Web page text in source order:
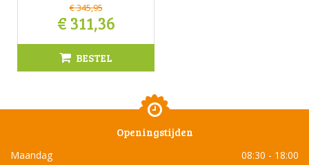
€345,95
€311,36
BESTEL
Openingstijden
Maandag
08:30 - 18:00